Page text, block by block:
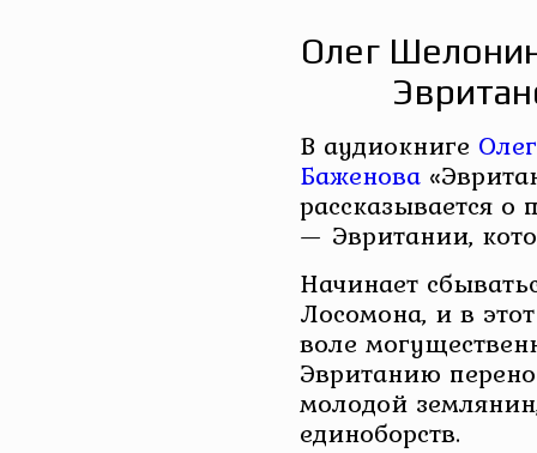
Олег
В аудиокниге
Баженова
рассказывается о
— Эвритании,
Начинает
Лосомона, и в
воле
Эвританию
молодой
единоборств.